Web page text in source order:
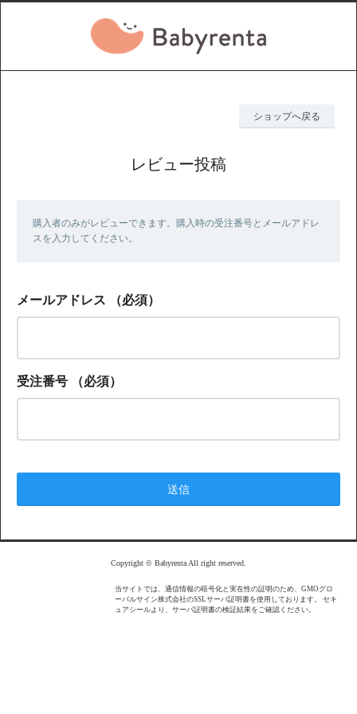
ショップへ戻る
レビュー投稿
購入者のみがレビューできます。購入時の受注番号とメールアドレ
スを入力してください。
メールアドレス （必須）
受注番号 （必須）
Copyright © Babyrenta All right reserved.
当サイトでは、通信情報の暗号化と実在性の証明のため、GMOグロ
ーバルサイン株式会社のSSLサーバ証明書を使用しております。 セキ
ュアシールより、サーバ証明書の検証結果をご確認ください。